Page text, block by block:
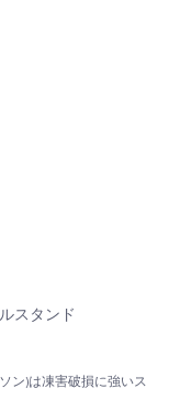
スタンド
ン)は凍害破損に強いス